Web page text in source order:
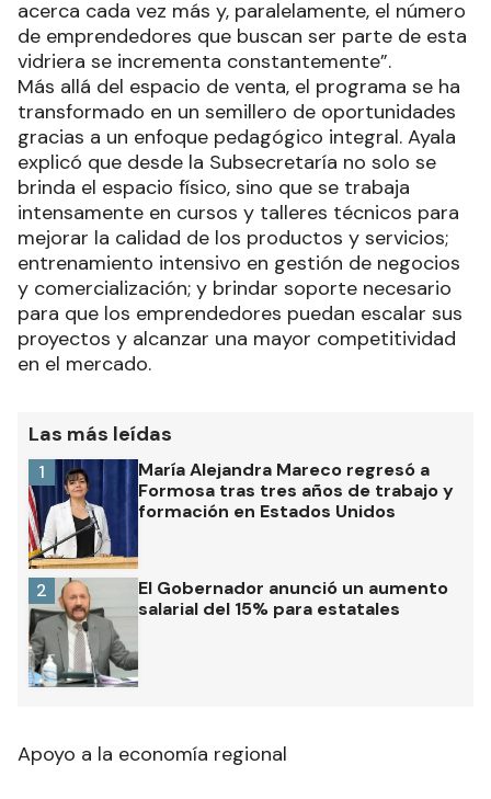
acerca cada vez más y, paralelamente, el número
de emprendedores que buscan ser parte de esta
vidriera se incrementa constantemente”.
Más allá del espacio de venta, el programa se ha
transformado en un semillero de oportunidades
gracias a un enfoque pedagógico integral. Ayala
explicó que desde la Subsecretaría no solo se
brinda el espacio físico, sino que se trabaja
intensamente en cursos y talleres técnicos para
mejorar la calidad de los productos y servicios;
entrenamiento intensivo en gestión de negocios
y comercialización; y brindar soporte necesario
para que los emprendedores puedan escalar sus
proyectos y alcanzar una mayor competitividad
en el mercado.
Las más leídas
María Alejandra Mareco regresó a
Formosa tras tres años de trabajo y
formación en Estados Unidos
1
El Gobernador anunció un aumento
salarial del 15% para estatales
2
Apoyo a la economía regional